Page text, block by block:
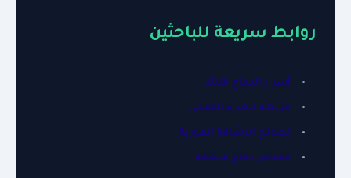
روابط سريعة للباحثين
أسرار النجاح 2026
خريطة الغذاء الصحي
نصائح الرشاقة الفورية
قصص نجاح ملهمة